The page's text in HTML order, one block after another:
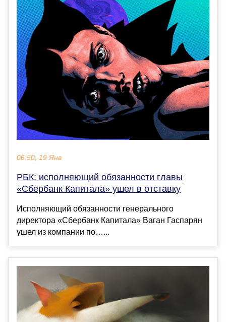
06:50, 19 Янв
РБК: исполняющий обязанности главы
«Сбербанк Капитала» ушел в отставку
Исполняющий обязанности генерального
директора «Сбербанк Капитала» Ваган Гаспарян
ушел из компании по…...